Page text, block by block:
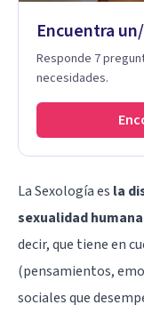
Encuentra
Responde 7
necesidades.
La Sexologíaes la
sexualidad
decir, que tiene en
(pensamientos,
sociales que